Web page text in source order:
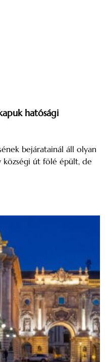
hatósági
bejáratainál áll olyan
községi út fölé épült, de